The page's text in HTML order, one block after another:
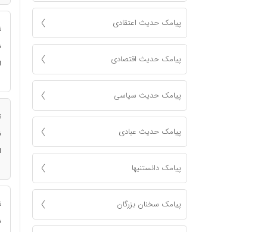
پیامک حدیث اعتقادی
پیامک حدیث اقتصادی
پیامک حدیث سیاسی
پیامک حدیث عبادی
پیامک دانستنیها
پیامک سخنان بزرگان